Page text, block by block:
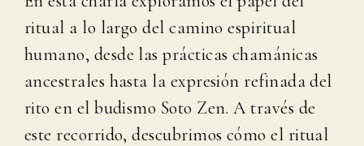
ritual a lo largo del camino espiritual
humano, desde las prácticas chamánicas
ancestrales hasta la expresión refinada del
rito en el budismo Soto Zen. A través de
este recorrido, descubrimos cómo el ritual